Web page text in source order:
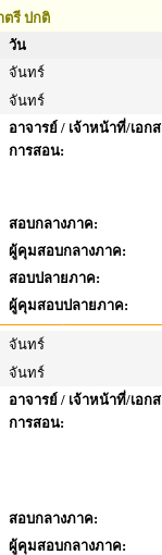
รี ปกติ
วัน
จันทร์
จันทร์
อาจารย์ / เจ้าหน้าที่/เอก
การสอน:
สอบกลางภาค:
ผู้คุมสอบกลางภาค:
สอบปลายภาค:
ผู้คุมสอบปลายภาค:
จันทร์
จันทร์
อาจารย์ / เจ้าหน้าที่/เอก
การสอน:
สอบกลางภาค:
ผู้คุมสอบกลางภาค: